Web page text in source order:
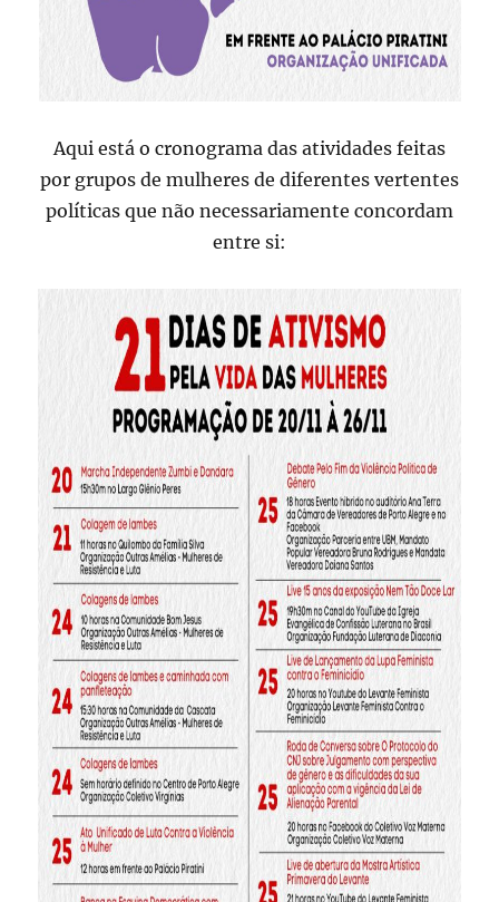
Aqui está o cronograma das atividades feitas
por grupos de mulheres de diferentes vertentes
políticas que não necessariamente concordam
entre si: